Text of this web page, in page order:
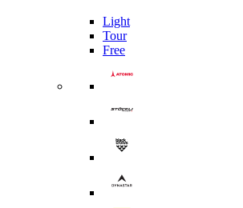
Light
Tour
Free